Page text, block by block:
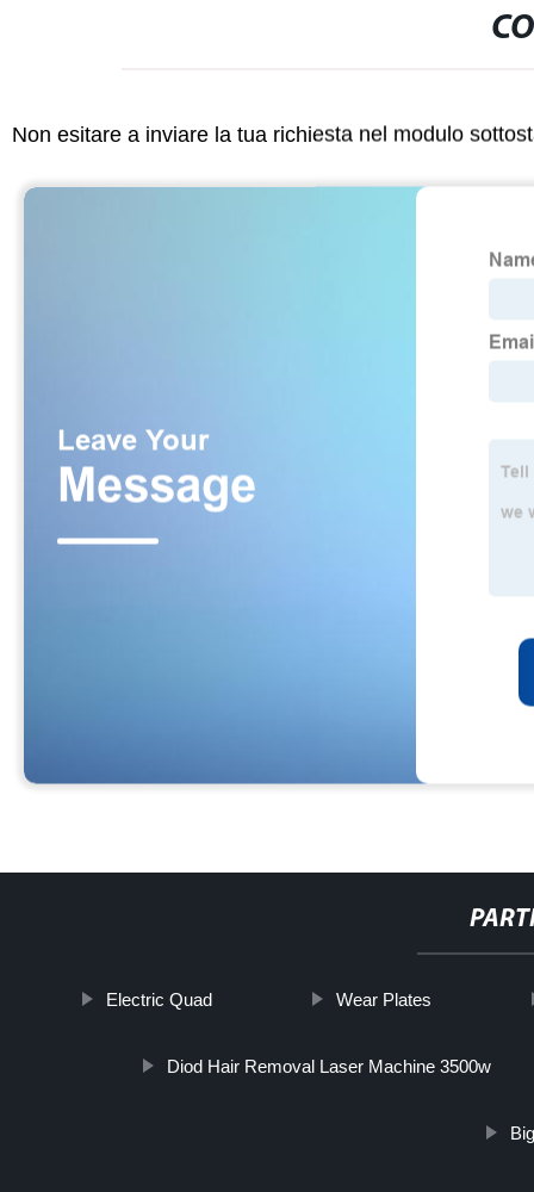
Non esitare a inviare la tua richiesta nel modulo
Electric Quad Wear Plates
Diod Hair Removal Laser Machine 3500w